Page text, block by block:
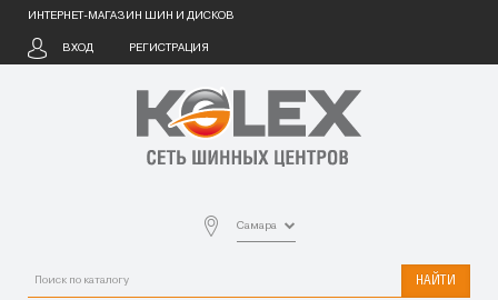
ИНТЕРНЕТ-МАГАЗИН ШИН И ДИСКОВ
ВХОД РЕГИСТРАЦИЯ
Самара
НАЙТИ